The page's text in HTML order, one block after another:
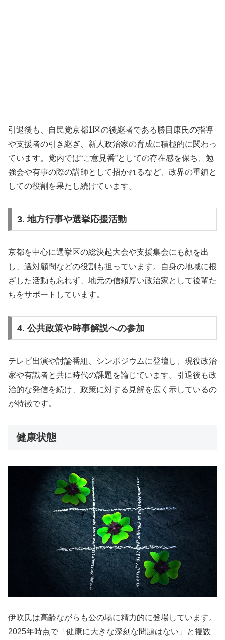
引退後も、自民党京都1区の後継者である勝目康氏の指導
や支援者の引き継ぎ、新人政治家の育成に積極的に関わっ
ています。党内では“ご意見番”としての存在感を保ち、勉
強会や有事の際の講師として招かれるなど、政界の重鎮と
しての役割を果たし続けています。
3. 地方行事や選挙応援活動
京都を中心に選挙区の総決起大会や支援集会にも顔を出
し、選対顧問などの役割も担っています。自身の地域に根
ざした活動も忘れず、地元の信頼厚い政治家として後輩た
ちをサポートしています。
4. 公共政策や時事解説への参加
テレビ出演や討論番組、シンポジウムに登壇し、現役政治
家や有識者と共に時代の課題を論じています。引退後も政
治的な発信を続け、政策に対する見解を広く示しているの
が特徴です。
健康状態
伊吹氏は高齢ながらも公の場に精力的に登場しています。
2025年時点で「健康に大きな深刻な問題はない」と複数